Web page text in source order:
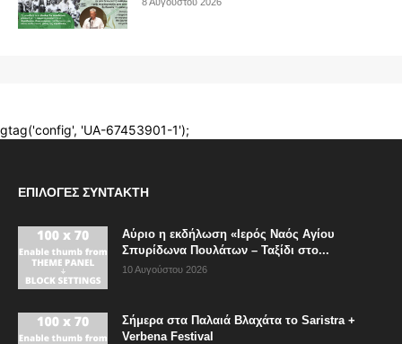
ΕΠΙΛΟΓΈΣ ΣΥΝΤΆΚΤΗ
Αύριο η εκδήλωση «Ιερός Ναός Αγίου
Σπυρίδωνα Πουλάτων – Ταξίδι στο...
10 Αυγούστου 2026
Σήμερα στα Παλαιά Βλαχάτα το Saristra +
Verbena Festival